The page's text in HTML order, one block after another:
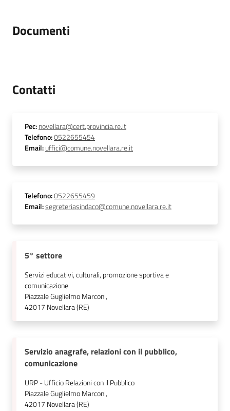
Documenti
Contatti
Pec:novellara@cert.provincia.re.it
Telefono:0522655454
Email:uffici@comune.novellara.re.it
Telefono:0522655459
Email:segreteriasindaco@comune.novellara.re.it
5° settore
Servizi educativi, culturali, promozione sportiva e
comunicazione
Piazzale Guglielmo Marconi,
42017 Novellara (RE)
Servizio anagrafe, relazioni con il pubblico,
comunicazione
URP - Ufficio Relazioni con il Pubblico
Piazzale Guglielmo Marconi,
42017 Novellara (RE)